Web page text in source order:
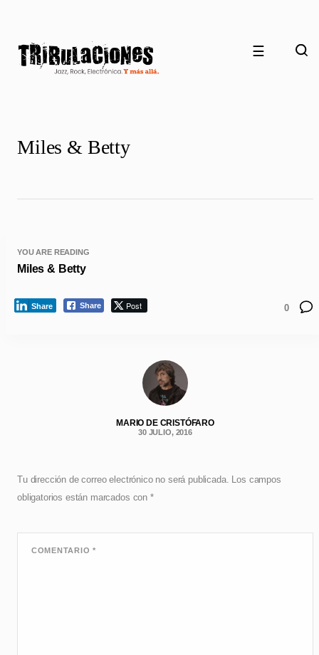
☰
Miles & Betty
YOU ARE READING
Miles & Betty
Share Post
Share 0
MARIO DE CRISTÓFARO
30 JULIO, 2016
Tu dirección de correo electrónico no será publicada. Los campos
obligatorios están marcados con *
COMENTARIO*